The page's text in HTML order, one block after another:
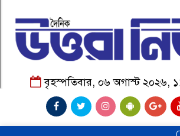
বৃহস্পতিবার, ০৬ অগাস্ট ২০২৬,